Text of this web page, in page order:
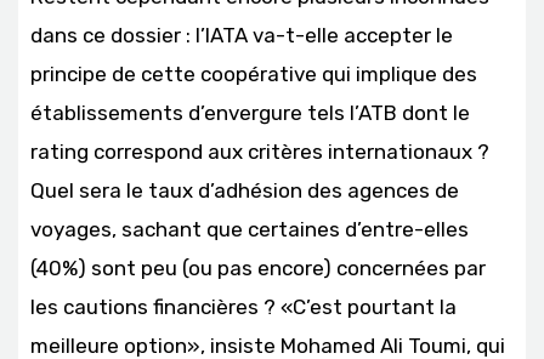
dans ce dossier : l’IATA va-t-elle accepter le
principe de cette coopérative qui implique des
établissements d’envergure tels l’ATB dont le
rating correspond aux critères internationaux ?
Quel sera le taux d’adhésion des agences de
voyages, sachant que certaines d’entre-elles
(40%) sont peu (ou pas encore) concernées par
les cautions financières ? «C’est pourtant la
meilleure option», insiste Mohamed Ali Toumi, qui